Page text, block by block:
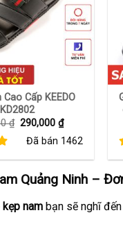
Cao Cấp KEEDO
KD2802
₫ Giá
là:
290,000₫Giá
tại
290,000 ₫.
Đã bán 1462
Quảng Ninh –
nambạn sẽ nghĩ